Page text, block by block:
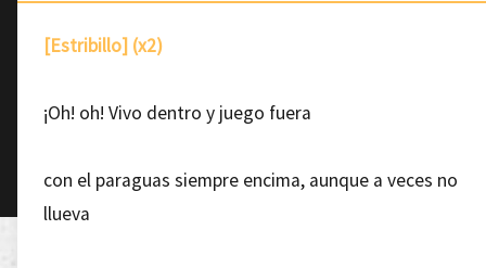
[Estribillo] (x2)
¡Oh! oh! Vivo dentro y juego fuera
con el paraguas siempre encima, aunque a veces no
llueva